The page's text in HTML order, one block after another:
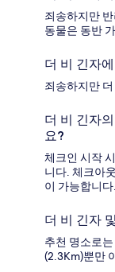
죄송하지만
동물은 동반
더 비 긴자
죄송하지만
더 비 긴자
요?
체크인 시작
니다. 체크아
이 가능합니다.
더 비 긴자
추천 명소로
(2.3Km)뿐만